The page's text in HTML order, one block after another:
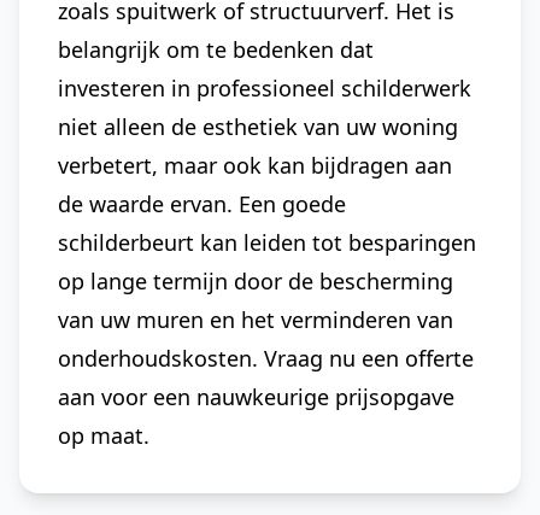
zoals spuitwerk of structuurverf. Het is
belangrijk om te bedenken dat
investeren in professioneel schilderwerk
niet alleen de esthetiek van uw woning
verbetert, maar ook kan bijdragen aan
de waarde ervan. Een goede
schilderbeurt kan leiden tot besparingen
op lange termijn door de bescherming
van uw muren en het verminderen van
onderhoudskosten. Vraag nu een offerte
aan voor een nauwkeurige prijsopgave
op maat.